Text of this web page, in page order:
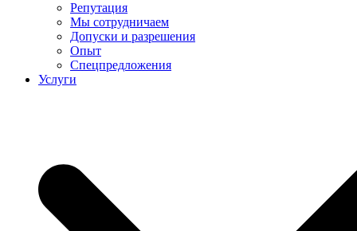
Репутация
Мы сотрудничаем
Допуски и разрешения
Опыт
Спецпредложения
Услуги